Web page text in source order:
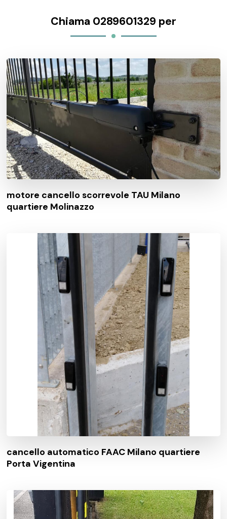
Chiama 0289601329 per
motore cancello scorrevole TAU Milano
quartiere Molinazzo
cancello automatico FAAC Milano quartiere
Porta Vigentina